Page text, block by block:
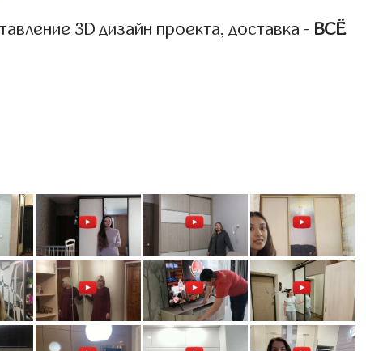
3D дизайн проекта, доставка - ВСЁ